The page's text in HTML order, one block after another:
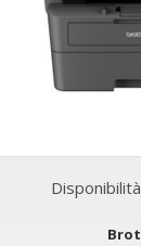
Disponibilità